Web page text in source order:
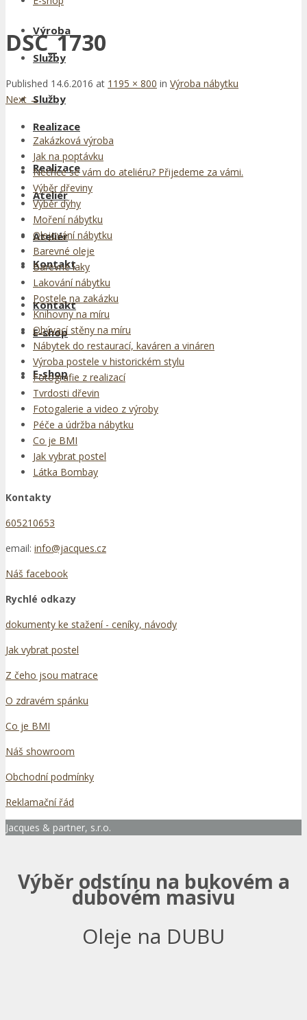
Služby
Realizace
Ateliér
Kontakt
E-shop
Výroba
Služby
Realizace
Ateliér
Kontakt
E-shop
DSC_1730
Published 14.6.2016 at 1195 × 800 in Výroba nábytku
Next →
Zakázková výroba
Jak na poptávku
Nechce se vám do ateliéru? Přijedeme za vámi.
Výběr dřeviny
Výběr dýhy
Moření nábytku
Olejování nábytku
Barevné oleje
Barevné laky
Lakování nábytku
Postele na zakázku
Knihovny na míru
Obývací stěny na míru
Nábytek do restaurací, kaváren a vináren
Výroba postele v historickém stylu
Fotografie z realizací
Tvrdosti dřevin
Fotogalerie a video z výroby
Péče a údržba nábytku
Co je BMI
Jak vybrat postel
Látka Bombay
Kontakty
605210653
email: info@jacques.cz
Náš facebook
Rychlé odkazy
dokumenty ke stažení - ceníky, návody
Jak vybrat postel
Z čeho jsou matrace
O zdravém spánku
Co je BMI
Náš showroom
Obchodní podmínky
Reklamační řád
Jacques & partner, s.r.o.
Výběr odstínu na bukovém a
dubovém masivu
Oleje na DUBU